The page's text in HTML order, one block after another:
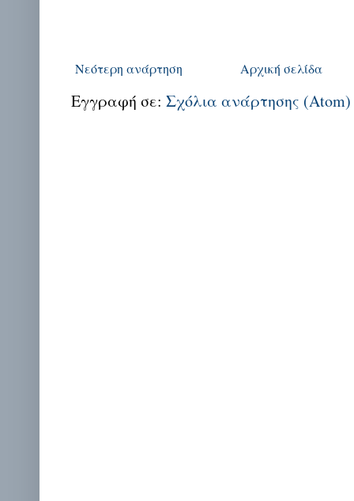
Νεότερη ανάρτηση Αρχική σελίδα
Εγγραφή σε: Σχόλια ανάρτησης (Atom)